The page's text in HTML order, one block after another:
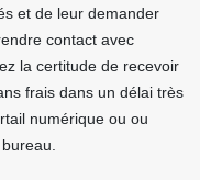
et de leur demander
contact avec
la certitude de recevoir
frais dans un délai très
numérique ou ou